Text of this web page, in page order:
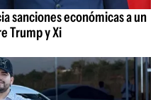
sanciones económicas a un
Trump y Xi